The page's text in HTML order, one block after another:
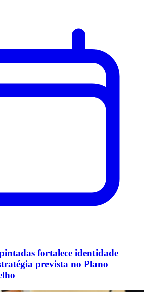
fortalece identidade
prevista no Plano